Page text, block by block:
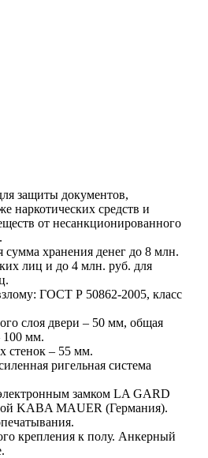
защиты документов,
наркотических средств и
от несанкционированного
сумма хранения денег до 8 млн.
лиц и до 4 млн. руб. для
ГОСТ Р 50862-2005, класс
слоя двери – 50 мм, общая
100 мм.
стенок – 55 мм.
ригельная система
замком LA GARD
KABA MAUER (Германия).
крепления к полу. Анкерный